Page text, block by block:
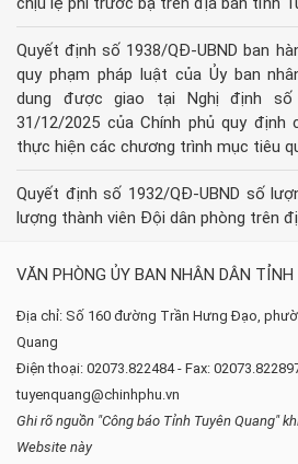
Quyết định số 1938/QĐ-UBND ban
quy phạm pháp luật của Ủy ban
dung được giao tại Nghị định số
31/12/2025 của Chính phủ quy
thực hiện các chương trình mục tiêu
Quyết định số 1932/QĐ-UBND số
lượng thành viên Đội dân phòng trên
VĂN PHÒNG ỦY BAN NHÂN DÂN TỈNH
Địa chỉ: Số 160 đường Trần Hưng Đạo,
Quang
Điện thoại: 02073.822484 - Fax:
tuyenquang@chinhphu.vn
Ghi rõ nguồn "Công báo Tỉnh Tuyên Quang"
Website này